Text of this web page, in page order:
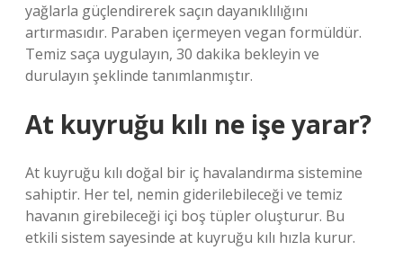
yağlarla güçlendirerek saçın dayanıklılığını
artırmasıdır. Paraben içermeyen vegan formüldür.
Temiz saça uygulayın, 30 dakika bekleyin ve
durulayın şeklinde tanımlanmıştır.
At kuyruğu kılı ne işe yarar?
At kuyruğu kılı doğal bir iç havalandırma sistemine
sahiptir. Her tel, nemin giderilebileceği ve temiz
havanın girebileceği içi boş tüpler oluşturur. Bu
etkili sistem sayesinde at kuyruğu kılı hızla kurur.